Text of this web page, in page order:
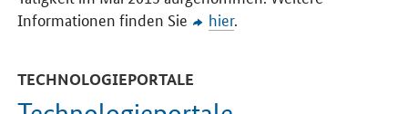
Informationen finden Sie
hier.
TECHNOLOGIEPORTALE